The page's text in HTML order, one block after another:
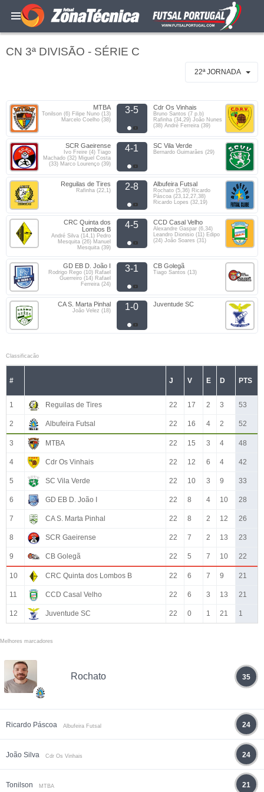
CN 3ª DIVISÃO - SÉRIE C
22ª JORNADA
MTBA
Tonilson (6) Filipe Nuno (13)
Marcelo Coelho (38)
3-5 Cdr Os Vinhais
Bruno Santos (7 p.b)
Rafinha (34,29) João Nunes
(38) André Ferreira (39)
SCR Gaeirense
Ivo Freire (4) Tiago
Machado (32) Miguel Costa
(33) Marco Lourenço (39)
4-1 SC Vila Verde
Bernardo Guimarães (29)
Reguilas de Tires
Rafinha (22,1) 2-8 Albufeira Futsal
Rochato (5,36) Ricardo
Páscoa (23,12,27,38)
Ricardo Lopes (32,19)
CRC Quinta dos
Lombos B
André Silva (14,1) Pedro
Mesquita (26) Manuel
Mesquita (39)
4-5 CCD Casal Velho
Alexandre Gaspar (6,34)
Leandro Dionisio (11) Edipo
(24) João Soares (31)
GD EB D. João I
Rodrigo Rego (10) Rafael
Guerreiro (14) Rafael
Ferreira (24)
3-1 CB Golegã
Tiago Santos (13)
CA S. Marta Pinhal
João Velez (18) 1-0 Juventude SC
Classificacão
# J V E D PTS
1 Reguilas de Tires 22 17 2 3 53
2 Albufeira Futsal 22 16 4 2 52
3 MTBA 22 15 3 4 48
4 Cdr Os Vinhais 22 12 6 4 42
5 SC Vila Verde 22 10 3 9 33
6 GD EB D. João I 22 8 4 10 28
7 CA S. Marta Pinhal 22 8 2 12 26
8 SCR Gaeirense 22 7 2 13 23
9 CB Golegã 22 5 7 10 22
10 CRC Quinta dos Lombos B 22 6 7 9 21
11 CCD Casal Velho 22 6 3 13 21
12 Juventude SC 22 0 1 21 1
Melhores marcadores
Rochato 35
Ricardo Páscoa Albufeira Futsal 24
João Silva Cdr Os Vinhais 24
Tonilson MTBA 21